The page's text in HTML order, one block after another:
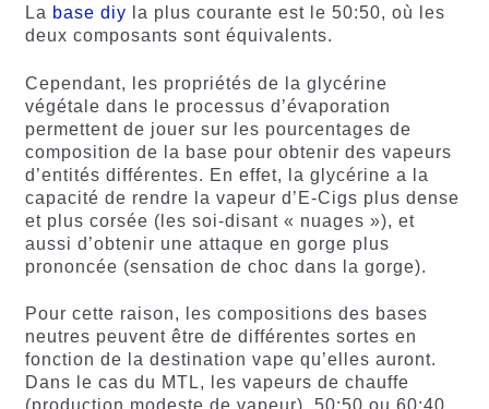
La base diy la plus courante est le 50:50, où les
deux composants sont équivalents.
Cependant, les propriétés de la glycérine
végétale dans le processus d’évaporation
permettent de jouer sur les pourcentages de
composition de la base pour obtenir des vapeurs
d’entités différentes. En effet, la glycérine a la
capacité de rendre la vapeur d’E-Cigs plus dense
et plus corsée (les soi-disant « nuages »), et
aussi d’obtenir une attaque en gorge plus
prononcée (sensation de choc dans la gorge).
Pour cette raison, les compositions des bases
neutres peuvent être de différentes sortes en
fonction de la destination vape qu’elles auront.
Dans le cas du MTL, les vapeurs de chauffe